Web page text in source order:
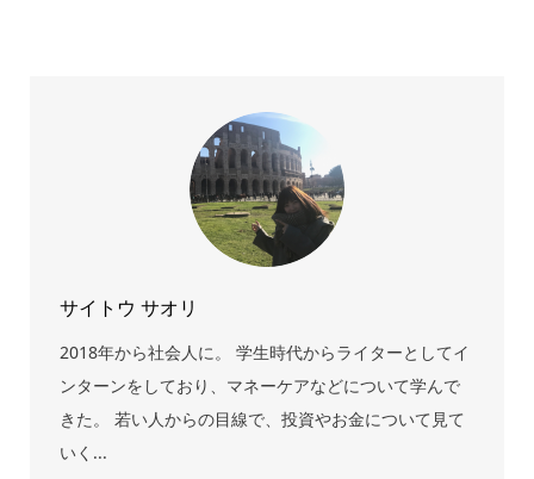
サイトウ サオリ
2018年から社会人に。 学生時代からライターとしてイ
ンターンをしており、マネーケアなどについて学んで
きた。 若い人からの目線で、投資やお金について見て
いく...